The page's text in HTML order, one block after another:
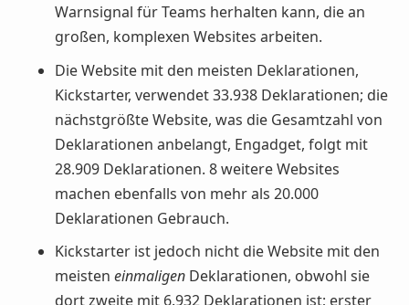
Warnsignal für Teams herhalten kann, die an
großen, komplexen Websites arbeiten.
Die Website mit den meisten Deklarationen,
Kickstarter, verwendet 33.938 Deklarationen; die
nächstgrößte Website, was die Gesamtzahl von
Deklarationen anbelangt, Engadget, folgt mit
28.909 Deklarationen. 8 weitere Websites
machen ebenfalls von mehr als 20.000
Deklarationen Gebrauch.
Kickstarter ist jedoch nicht die Website mit den
meisten einmaligen Deklarationen, obwohl sie
dort zweite mit 6.932 Deklarationen ist; erster